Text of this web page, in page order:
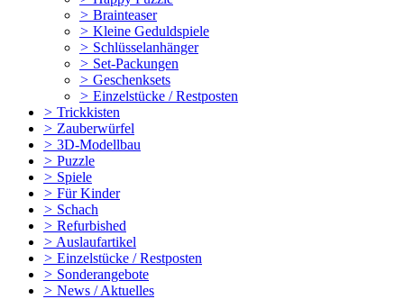
> Brainteaser
> Kleine Geduldspiele
> Schlüsselanhänger
> Set-Packungen
> Geschenksets
> Einzelstücke / Restposten
> Trickkisten
> Zauberwürfel
> 3D-Modellbau
> Puzzle
> Spiele
> Für Kinder
> Schach
> Refurbished
> Auslaufartikel
> Einzelstücke / Restposten
> Sonderangebote
> News / Aktuelles